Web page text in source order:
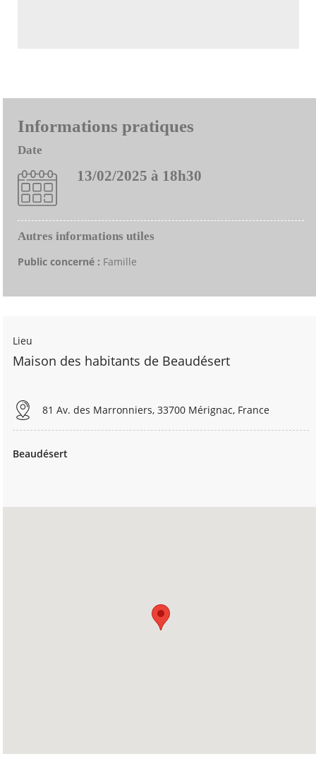
Informations pratiques
Date
13/02/2025 à 18h30
Autres informations utiles
Public concerné : Famille
Lieu
Maison des habitants de Beaudésert
81 Av. des Marronniers, 33700 Mérignac, France
Beaudésert